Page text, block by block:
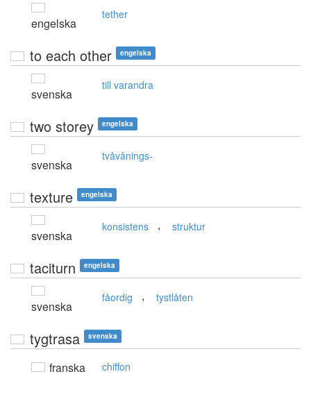
engelska
tether
to each other engelska
svenska
till varandra
two storey engelska
svenska
tvåvånings-
texture engelska
svenska
konsistens , struktur
taciturn engelska
svenska
fåordig , tystlåten
tygtrasa svenska
franska chiffon